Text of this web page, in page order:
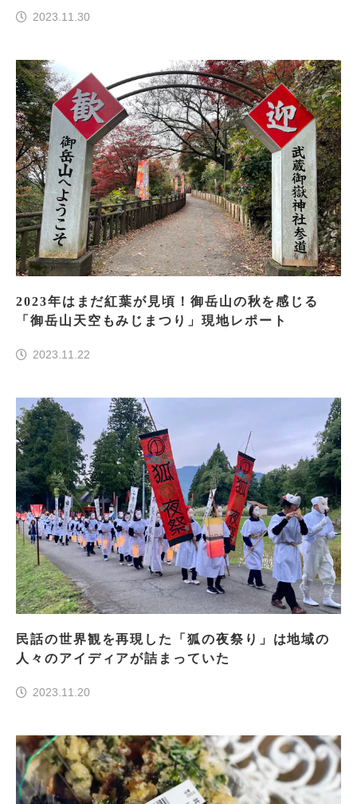
2023.11.30
2023年はまだ紅葉が見頃！御岳山の秋を感じる
「御岳山天空もみじまつり」現地レポート
2023.11.22
民話の世界観を再現した「狐の夜祭り」は地域の
人々のアイディアが詰まっていた
2023.11.20